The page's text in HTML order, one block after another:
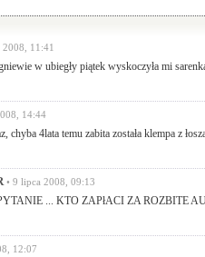
2008, 11:41
w ubiegły piątek wyskoczyła mi
14:44
chyba 4lata temu zabita została klempa z
• 9 lipca 2008, 09:13
... KTO ZAPłACI ZA ROZBITE
12:07